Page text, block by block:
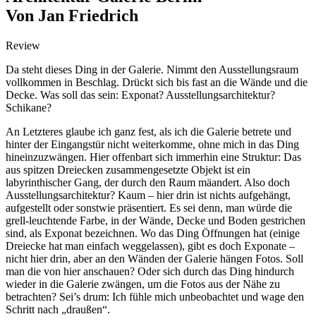
Von Jan Friedrich
Review
Da steht dieses Ding in der Galerie. Nimmt den Ausstellungsraum
vollkommen in Beschlag. Drückt sich bis fast an die Wände und die
Decke. Was soll das sein: Exponat? Ausstellungsarchitektur?
Schikane?
An Letzteres glaube ich ganz fest, als ich die Galerie betrete und
hinter der Eingangstür nicht weiterkomme, ohne mich in das Ding
hineinzuzwängen. Hier offenbart sich immerhin eine Struktur: Das
aus spitzen Dreiecken zusammengesetzte Objekt ist ein
labyrinthischer Gang, der durch den Raum mäandert. Also doch
Ausstellungsarchitektur? Kaum – hier drin ist nichts aufgehängt,
aufgestellt oder sonstwie präsentiert. Es sei denn, man würde die
grell-leuchtende Farbe, in der Wände, Decke und Boden gestrichen
sind, als Exponat bezeichnen. Wo das Ding Öffnungen hat (einige
Dreiecke hat man einfach weggelassen), gibt es doch Exponate –
nicht hier drin, aber an den Wänden der Galerie hängen Fotos. Soll
man die von hier anschauen? Oder sich durch das Ding hindurch
wieder in die Galerie zwängen, um die Fotos aus der Nähe zu
betrachten? Sei’s drum: Ich fühle mich unbeobachtet und wage den
Schritt nach „draußen“.